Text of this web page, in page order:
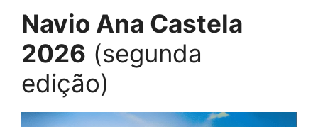
Navio Ana Castela
2026 (segunda
edição)